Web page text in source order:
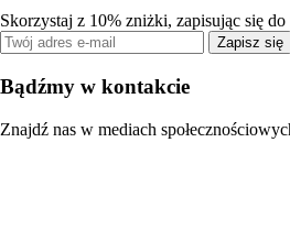
Skorzystaj z 10% zniżki, zapisując się do
Zapisz się
Bądźmy w kontakcie
Znajdź nas w mediach